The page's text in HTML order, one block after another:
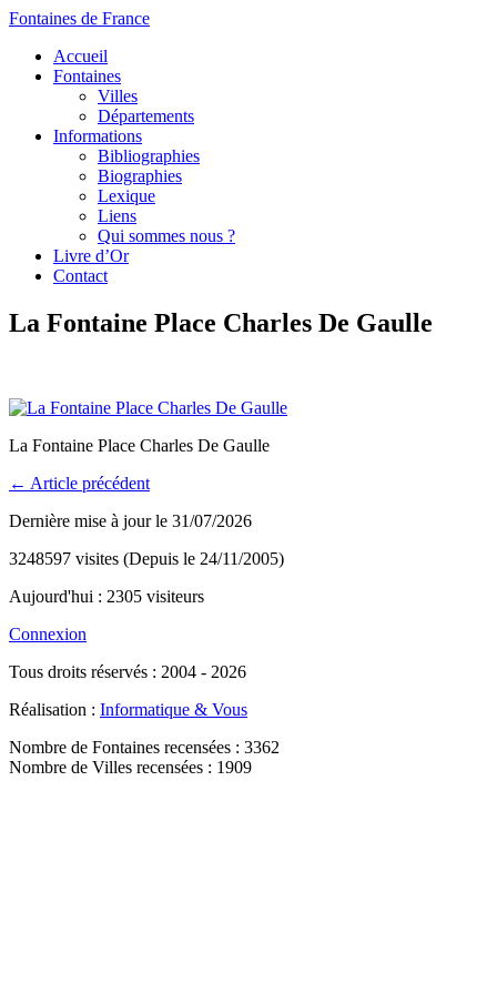
Fontaines de France
Accueil
Fontaines
Villes
Départements
Informations
Bibliographies
Biographies
Lexique
Liens
Qui sommes nous ?
Livre d’Or
Contact
La Fontaine Place Charles De Gaulle
La Fontaine Place Charles De Gaulle
← Article précédent
Dernière mise à jour le 31/07/2026
3248597 visites (Depuis le 24/11/2005)
Aujourd'hui : 2305 visiteurs
Connexion
Tous droits réservés : 2004 - 2026
Réalisation : Informatique & Vous
Nombre de Fontaines recensées : 3362
Nombre de Villes recensées : 1909